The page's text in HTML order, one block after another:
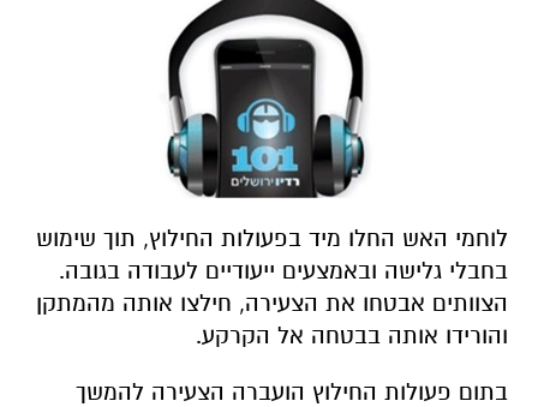
לוחמי האש החלו מיד בפעולות החילוץ, תוך שימוש
בחבלי גלישה ובאמצעים ייעודיים לעבודה בגובה.
הצוותים אבטחו את הצעירה, חילצו אותה מהמתקן
והורידו אותה בבטחה אל הקרקע.
בתום פעולות החילוץ הועברה הצעירה להמשך